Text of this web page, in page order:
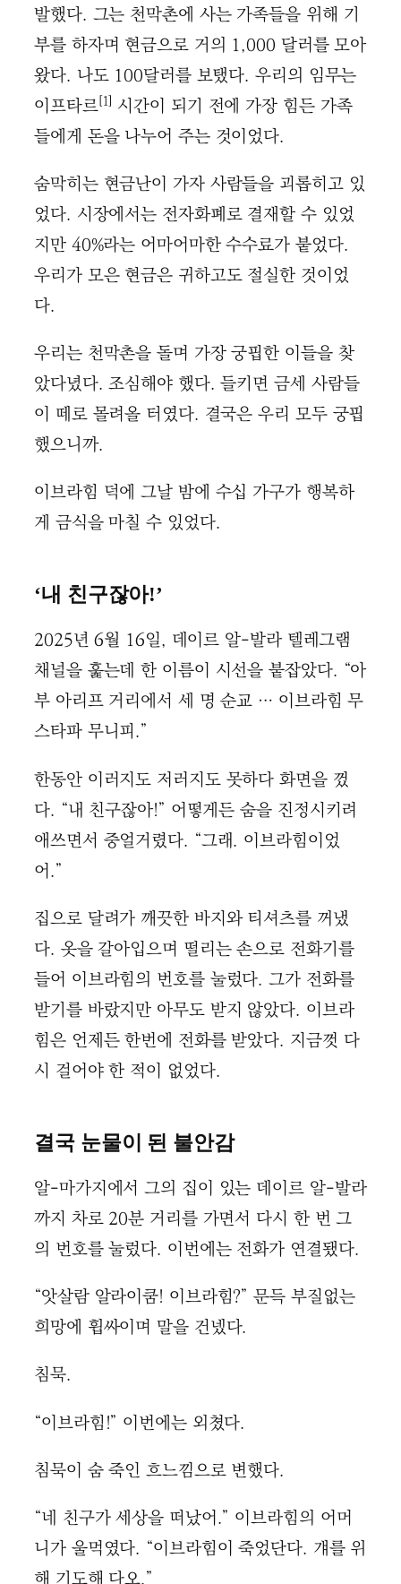
발했다. 그는 천막촌에 사는 가족들을 위해 기
부를 하자며 현금으로 거의 1,000 달러를 모아
왔다. 나도 100달러를 보탰다. 우리의 임무는
이프타르[1] 시간이 되기 전에 가장 힘든 가족
들에게 돈을 나누어 주는 것이었다.
숨막히는 현금난이 가자 사람들을 괴롭히고 있
었다. 시장에서는 전자화폐로 결재할 수 있었
지만 40%라는 어마어마한 수수료가 붙었다.
우리가 모은 현금은 귀하고도 절실한 것이었
다.
우리는 천막촌을 돌며 가장 궁핍한 이들을 찾
았다녔다. 조심해야 했다. 들키면 금세 사람들
이 떼로 몰려올 터였다. 결국은 우리 모두 궁핍
했으니까.
이브라힘 덕에 그날 밤에 수십 가구가 행복하
게 금식을 마칠 수 있었다.
‘내 친구잖아!’
2025년 6월 16일, 데이르 알-발라 텔레그램
채널을 훑는데 한 이름이 시선을 붙잡았다. “아
부 아리프 거리에서 세 명 순교 … 이브라힘 무
스타파 무니피.”
한동안 이러지도 저러지도 못하다 화면을 껐
다. “내 친구잖아!” 어떻게든 숨을 진정시키려
애쓰면서 중얼거렸다. “그래. 이브라힘이었
어.”
집으로 달려가 깨끗한 바지와 티셔츠를 꺼냈
다. 옷을 갈아입으며 떨리는 손으로 전화기를
들어 이브라힘의 번호를 눌렀다. 그가 전화를
받기를 바랐지만 아무도 받지 않았다. 이브라
힘은 언제든 한번에 전화를 받았다. 지금껏 다
시 걸어야 한 적이 없었다.
결국 눈물이 된 불안감
알-마가지에서 그의 집이 있는 데이르 알-발라
까지 차로 20분 거리를 가면서 다시 한 번 그
의 번호를 눌렀다. 이번에는 전화가 연결됐다.
“앗살람 알라이쿰! 이브라힘?” 문득 부질없는
희망에 휩싸이며 말을 건넸다.
침묵.
“이브라힘!” 이번에는 외쳤다.
침묵이 숨 죽인 흐느낌으로 변했다.
“네 친구가 세상을 떠났어.” 이브라힘의 어머
니가 울먹였다. “이브라힘이 죽었단다. 걔를 위